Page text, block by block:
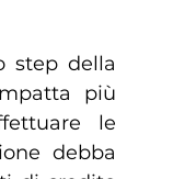
step della
più
le
debba